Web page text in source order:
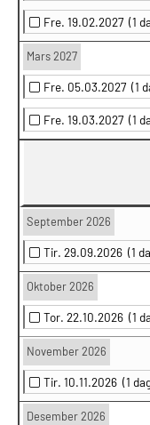
Fre. 19.02.2027 (1
Mars 2027
Fre. 05.03.2027 (1
Fre. 19.03.2027 (1
September 2026
Tir. 29.09.2026 (1
Oktober 2026
Tor. 22.10.2026 (1
November 2026
Tir. 10.11.2026 (1
Desember 2026